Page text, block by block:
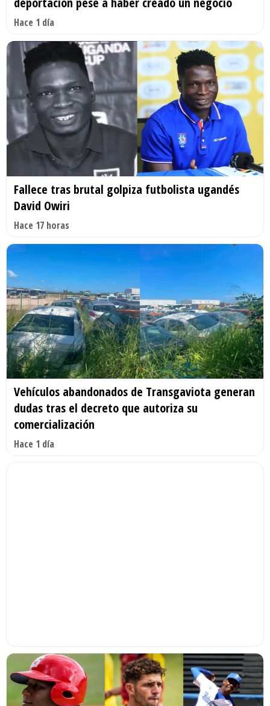
Hace 1 día
Fallece tras brutal golpiza futbolista ugandés
David Owiri
Hace 17 horas
Vehículos abandonados de Transgaviota generan
dudas tras el decreto que autoriza su
comercialización
Hace 1 día